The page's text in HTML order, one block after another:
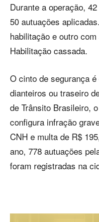
Durante a operação,
50 autuações
habilitação e outro
Habilitação cassada.
O cinto de segurança
dianteiros ou traseiro
de Trânsito Brasileiro,
configura infração
CNH e multa de R$
ano, 778 autuações
foram registradas na